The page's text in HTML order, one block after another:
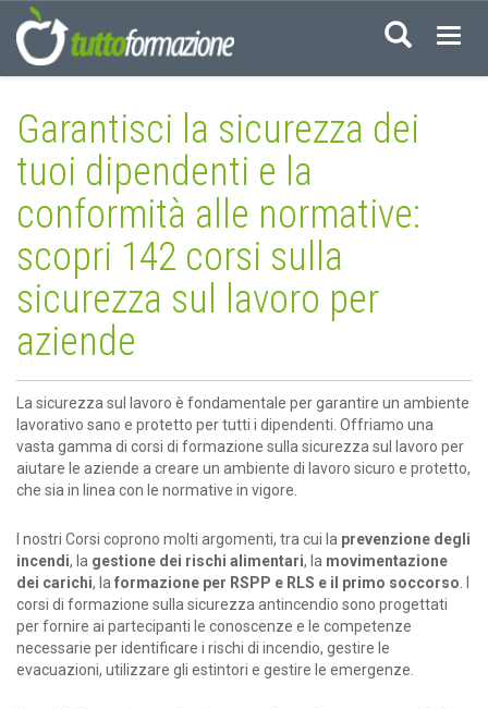
Garantisci la sicurezza dei
tuoi dipendenti e la
conformità alle normative:
scopri 142 corsi sulla
sicurezza sul lavoro per
aziende
La sicurezza sul lavoro è fondamentale per garantire un ambiente
lavorativo sano e protetto per tutti i dipendenti. Offriamo una
vasta gamma di corsi di formazione sulla sicurezza sul lavoro per
aiutare le aziende a creare un ambiente di lavoro sicuro e protetto,
che sia in linea con le normative in vigore.
I nostri Corsi coprono molti argomenti, tra cui la prevenzione degli
incendi, la gestione dei rischi alimentari, la movimentazione
dei carichi, la formazione per RSPP e RLS e il primo soccorso
corsi di formazione sulla sicurezza antincendio sono progettati
per fornire ai partecipanti le conoscenze e le competenze
necessarie per identificare i rischi di incendio, gestire le
evacuazioni, utilizzare gli estintori e gestire le emergenze.